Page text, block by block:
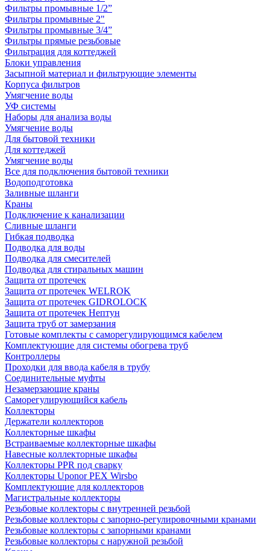
Фильтры промывные 1/2”
Фильтры промывные 2"
Фильтры промывные 3/4”
Фильтры прямые резьбовые
Фильтрация для коттеджей
Блоки управления
Засыпной материал и фильтрующие элементы
Корпуса фильтров
Умягчение воды
УФ системы
Наборы для анализа воды
Умягчение воды
Для бытовой техники
Для коттеджей
Умягчение воды
Все для подключения бытовой техники
Водоподготовка
Заливные шланги
Краны
Подключение к канализации
Сливные шланги
Гибкая подводка
Подводка для воды
Подводка для смесителей
Подводка для стиральных машин
Защита от протечек
Защита от протечек WELROK
Защита от протечек GIDROLOCK
Защита от протечек Нептун
Защита труб от замерзания
Готовые комплекты с саморегулирующимся кабелем
Комплектующие для системы обогрева труб
Контроллеры
Проходки для ввода кабеля в трубу
Соединительные муфты
Незамерзающие краны
Саморегулирующийся кабель
Коллекторы
Держатели коллекторов
Коллекторные шкафы
Встраиваемые коллекторные шкафы
Навесные коллекторные шкафы
Коллекторы PPR под сварку
Коллекторы Uponor PEX Wirsbo
Комплектующие для коллекторов
Магистральные коллекторы
Резьбовые коллекторы с внутренней резьбой
Резьбовые коллекторы с запорно-регулировочными кранами
Резьбовые коллекторы с запорными кранами
Резьбовые коллекторы с наружной резьбой